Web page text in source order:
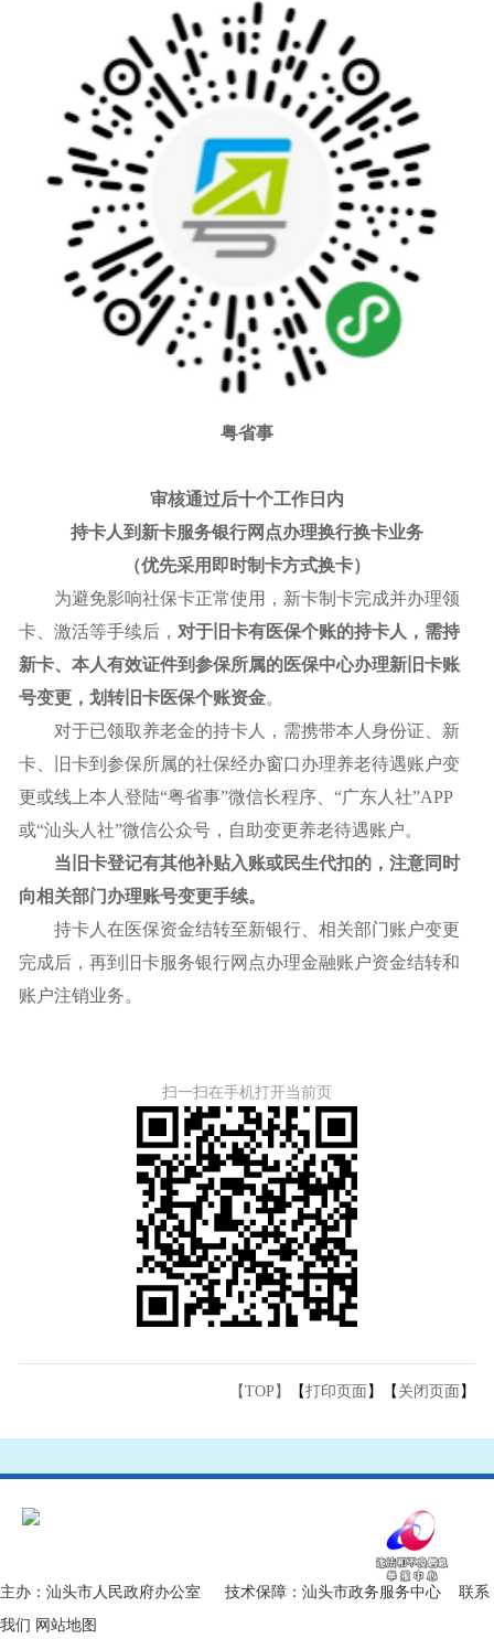
粤省事
审核通过后十个工作日内
持卡人到新卡服务银行网点办理换行换卡业务
（优先采用即时制卡方式换卡）
为避免影响社保卡正常使用，新卡制卡完成并办理领
卡、激活等手续后， 对于旧卡有医保个账的持卡人，需持
新卡、本人有效证件到参保所属的医保中心办理新旧卡账
号变更，划转旧卡医保个账资金。
对于已领取养老金的持卡人，需携带本人身份证、新
卡、旧卡到参保所属的社保经办窗口办理养老待遇账户变
更或线上本人登陆“粤省事”微信长程序、“广东人社”APP
或“汕头人社”微信公众号，自助变更养老待遇账户。
当旧卡登记有其他补贴入账或民生代扣的，注意同时
向相关部门办理账号变更手续。
持卡人在医保资金结转至新银行、相关部门账户变更
完成后，再到旧卡服务银行网点办理金融账户资金结转和
账户注销业务。
扫一扫在手机打开当前页
【TOP】 【打印页面 】【 关闭页面 】
主办：汕头市人民政府办公室 技术保障：汕头市政务服务中心 联系
我们 网站地图